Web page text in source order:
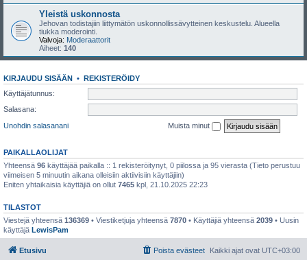
Yleistä uskonnosta
Jehovan todistajiin liittymätön uskonnollissävytteinen keskustelu. Alueella
tiukka moderointi.
Valvoja: Moderaattorit
Aiheet: 140
KIRJAUDU SISÄÄN • REKISTERÖIDY
Käyttäjätunnus:
Salasana:
Unohdin salasanani
Muista minut
PAIKALLAOLIJAT
Yhteensä 96 käyttäjää paikalla :: 1 rekisteröitynyt, 0 piilossa ja 95 vierasta (Tieto perustuu
viimeisen 5 minuutin aikana olleisiin aktiivisiin käyttäjiin)
Eniten yhtaikaisia käyttäjiä on ollut 7465 kpl, 21.10.2025 22:23
TILASTOT
Viestejä yhteensä 136369 • Viestiketjuja yhteensä 7870 • Käyttäjiä yhteensä 2039 • Uusin
käyttäjä LewisPam
Etusivu Kaikki ajat ovat UTC+03:00
Poista evästeet